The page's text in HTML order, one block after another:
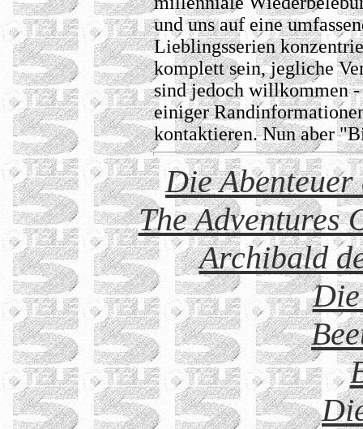
und uns auf eine
Lieblingsserien
komplett sein, jegliche
sind jedoch willkommen
einiger
kontaktieren. Nun aber
Die
The Adventures
Archibald